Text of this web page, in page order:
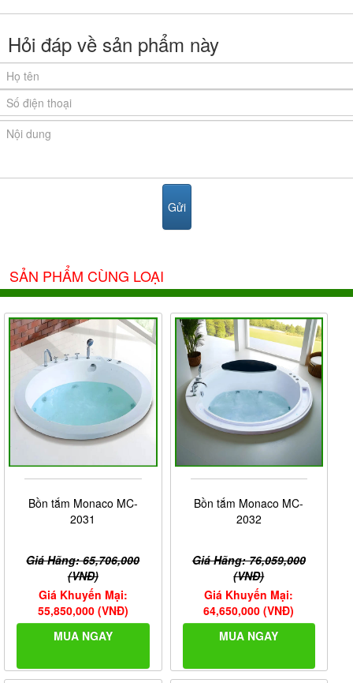
Hỏi đáp về sản phẩm này
SẢN PHẨM CÙNG LOẠI
Bồn tắm Monaco MC-
2031
Giá Hãng: 65,706,000
(VNĐ)
Giá Khuyến Mại:
55,850,000 (VNĐ)
MUA NGAY
Bồn tắm Monaco MC-
2032
Giá Hãng: 76,059,000
(VNĐ)
Giá Khuyến Mại:
64,650,000 (VNĐ)
MUA NGAY